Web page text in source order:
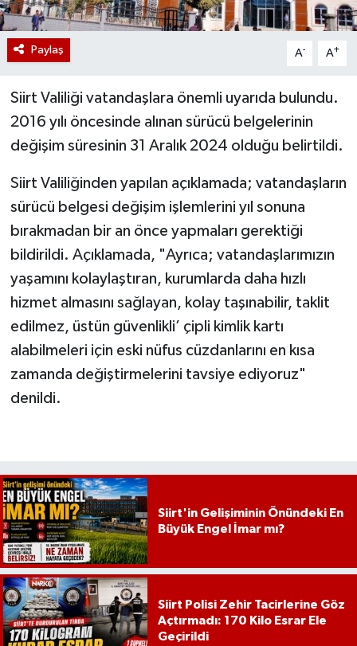
Paylaş A- A+
Siirt Valiliği vatandaşlara önemli uyarıda bulundu.
2016 yılı öncesinde alınan sürücü belgelerinin
değişim süresinin 31 Aralık 2024 olduğu belirtildi.
Siirt Valiliğinden yapılan açıklamada; vatandaşların
sürücü belgesi değişim işlemlerini yıl sonuna
bırakmadan bir an önce yapmaları gerektiği
bildirildi. Açıklamada, "Ayrıca; vatandaşlarımızın
yaşamını kolaylaştıran, kurumlarda daha hızlı
hizmet almasını sağlayan, kolay taşınabilir, taklit
edilmez, üstün güvenlikli’ çipli kimlik kartı
alabilmeleri için eski nüfus cüzdanlarını en kısa
zamanda değiştirmelerini tavsiye ediyoruz"
denildi.
Siirt'in Gelişiminin Önündeki En
Büyük Engel İmar mı?
Siirt Polisi Zehir Tacirlerine Göz
Açtırmadı: 170 Kilo Esrar Ele
Geçirildi